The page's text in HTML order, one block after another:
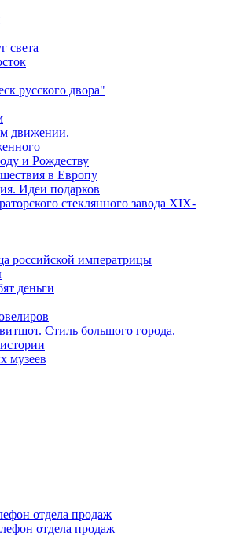
света
русского двора"
движении.
и Рождеству
в Европу
Идеи подарков
стеклянного завода XIX-
российской императрицы
деньги
Стиль большого города.
музеев
отдела продаж
отдела продаж